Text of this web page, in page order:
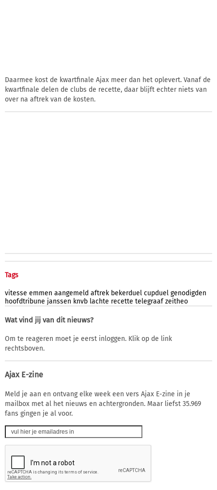
Daarmee kost de kwartfinale Ajax meer dan het oplevert. Vanaf de
kwartfinale delen de clubs de recette, daar blijft echter niets van
over na aftrek van de kosten.
Tags
vitesse emmen aangemeld aftrek bekerduel cupduel genodigden
hoofdtribune janssen knvb lachte recette telegraaf zeitheo
Wat vind jij van dit nieuws?
Om te reageren moet je eerst inloggen. Klik op de link
rechtsboven.
Ajax E-zine
Meld je aan en ontvang elke week een vers Ajax E-zine in je
mailbox met al het nieuws en achtergronden. Maar liefst 35.969
fans gingen je al voor.